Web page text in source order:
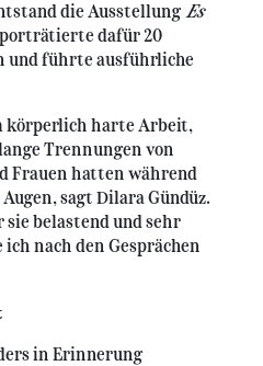
die AusstellungEs
porträtierte dafür 20
und führte ausführliche
körperlich harte Arbeit,
Trennungen von
Frauen hatten während
sagt Dilara Gündüz.
belastend und sehr
nach den Gesprächen
in Erinnerung